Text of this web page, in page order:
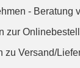
- Beratung
zur
zu Versand/